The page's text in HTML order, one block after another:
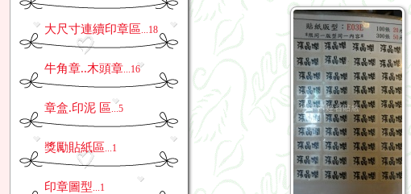
大尺寸連續印章區...18
牛角章..木頭章...16
章盒.印泥 區...5
獎勵貼紙區...1
印章圖型...1